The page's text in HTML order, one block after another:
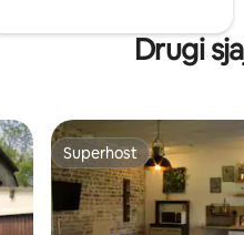
Drugi
Superhost
Superhost